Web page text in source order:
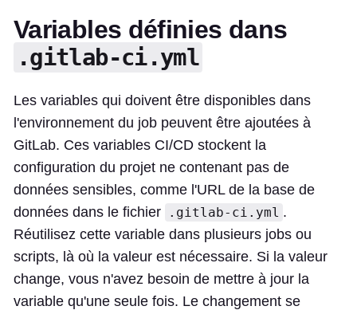
Variables définies dans
.gitlab-ci.yml
Les variables qui doivent être disponibles dans
l'environnement du job peuvent être ajoutées à
GitLab. Ces variables CI/CD stockent la
configuration du projet ne contenant pas de
données sensibles, comme l'URL de la base de
données dans le fichier
.gitlab-ci.yml .
Réutilisez cette variable dans plusieurs jobs ou
scripts, là où la valeur est nécessaire. Si la valeur
change, vous n'avez besoin de mettre à jour la
variable qu'une seule fois. Le changement se